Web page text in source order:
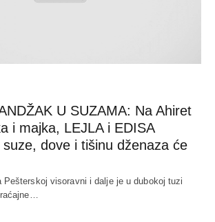
U SUZAMA: Na Ahiret
i majka, LEJLA i EDISA
dove i tišinu dženaza će
Pešterskoj visoravni i dalje je u dubokoj tuzi